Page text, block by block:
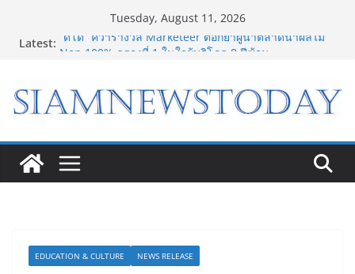
Tuesday, August 11, 2026
Latest: “ดีโด้” คว้ารางวัล Marketeer ตอกย้ำผู้นำตลาดน้ำผลไม้
มุมมองใหม่สู่การศึกษาระดับมัธยมในประเทศจีน
BEDO จัดงาน Thailand Nature Positive Forum 2026
เชิงบวก
LORDNINE จัดศึกคนดังสายเกม ไทย ปะทะ ฟิลิปปินส์ ใน
“Rise of the Tenth Lord” เปิดสงครามกิลด์ข้ามประเทศ
ฉลองเซิร์ฟเวอร์ใหม่ เฮเลนา
EDUCATION & CULTURE NEWS RELEASE